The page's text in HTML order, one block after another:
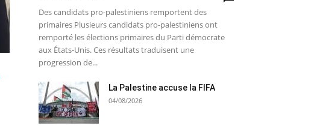
Des candidats pro-palestiniens remportent des
primaires Plusieurs candidats pro-palestiniens ont
remporté les élections primaires du Parti démocrate
aux États-Unis. Ces résultats traduisent une
progression de...
La Palestine accuse la FIFA
04/08/2026